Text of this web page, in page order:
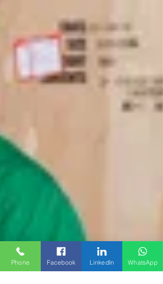
Phone Facebook LinkedIn WhatsApp